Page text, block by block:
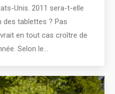
Unis. 2011 sera-t-elle
des tablettes ? Pas
en tout cas croître de
Selon le…